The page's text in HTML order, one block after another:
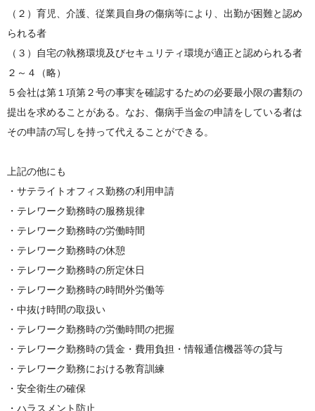
（２）育児、介護、従業員自身の傷病等により、出勤が困難と認め
られる者
（３）自宅の執務環境及びセキュリティ環境が適正と認められる者
２～４（略）
５会社は第１項第２号の事実を確認するための必要最小限の書類の
提出を求めることがある。なお、傷病手当金の申請をしている者は
その申請の写しを持って代えることができる。
上記の他にも
・サテライトオフィス勤務の利用申請
・テレワーク勤務時の服務規律
・テレワーク勤務時の労働時間
・テレワーク勤務時の休憩
・テレワーク勤務時の所定休日
・テレワーク勤務時の時間外労働等
・中抜け時間の取扱い
・テレワーク勤務時の労働時間の把握
・テレワーク勤務時の賃金・費用負担・情報通信機器等の貸与
・テレワーク勤務における教育訓練
・安全衛生の確保
・ハラスメント防止